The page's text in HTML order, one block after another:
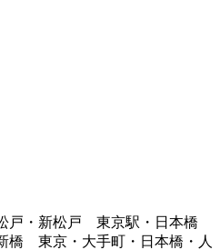
戸・新松戸 東京駅・日本橋
橋 東京・大手町・日本橋・人